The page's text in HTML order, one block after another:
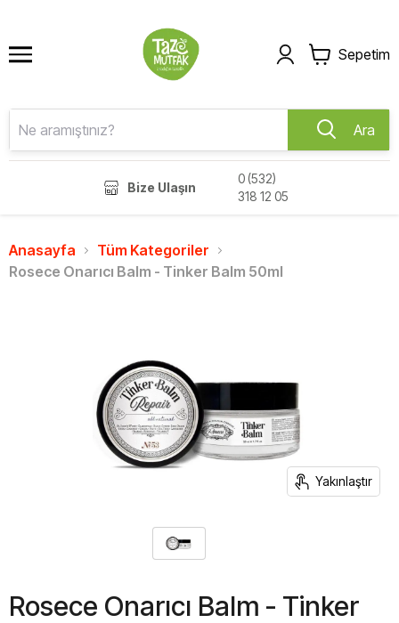
Sepetim
Ara
Bize Ulaşın
0 (532)
318 12 05
Anasayfa
Tüm Kategoriler
Rosece Onarıcı Balm - Tinker Balm 50ml
Yakınlaştır
Rosece Onarıcı Balm - Tinker